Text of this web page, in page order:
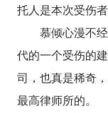
托人是本次受伤
慕倾心漫不
代的一个受伤的
司，也真是稀奇
最高律师所的。